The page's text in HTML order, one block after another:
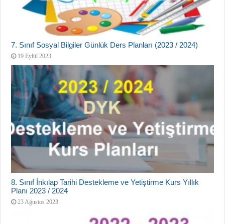
7. Sınıf Sosyal Bilgiler Günlük Ders Planları (2023 / 2024)
19 Eylül 2023
8. Sınıf İnkılap Tarihi Destekleme ve Yetiştirme Kurs Yıllık
Planı 2023 / 2024
23 Ağustos 2023